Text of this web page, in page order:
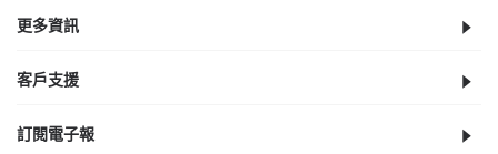
更多資訊
客戶支援
訂閱電子報